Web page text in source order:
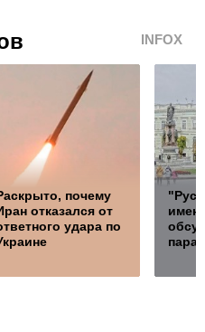
INFOX
почему
отказался от
удара по